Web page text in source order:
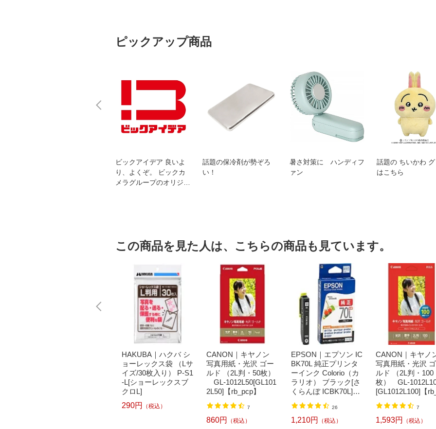
ピックアップ商品
ビックアイデア 良いよ
り、よくぞ。 ビックカ
メラグループのオリジナ
話題の保冷剤が勢ぞろ
い！
暑さ対策に ハンディフ
ァン
話題の ちいかわ
はこちら
この商品を見た人は、こちらの商品も見ています。
HAKUBA｜ハクバ シ
ョーレックス袋 （Lサ
イズ/30枚入り） P-S1
-L[ショーレックスブ
クロL]
290円
（税込）
CANON｜キヤノン
写真用紙・光沢 ゴー
ルド （2L判・50枚）
GL-1012L50[GL101
2L50]【rb_pcp】
7
860円 （税込）
EPSON｜エプソン IC
BK70L 純正プリンタ
ーインク Colorio（カ
ラリオ） ブラック[さ
くらんぼ ICBK70L]【r
b_pcp】
26
1,210円 （税込）
CANON｜キヤノ
写真用紙・光沢
ルド （2L判・100
枚） GL-
[GL1012L100]【
p】
7
1,593円 （税込）